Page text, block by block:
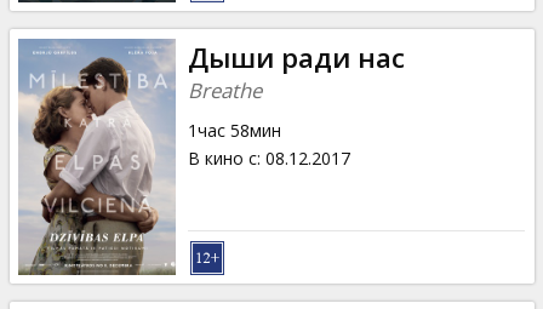
Дыши ради нас
Breathe
1час 58мин
В кино с: 08.12.2017